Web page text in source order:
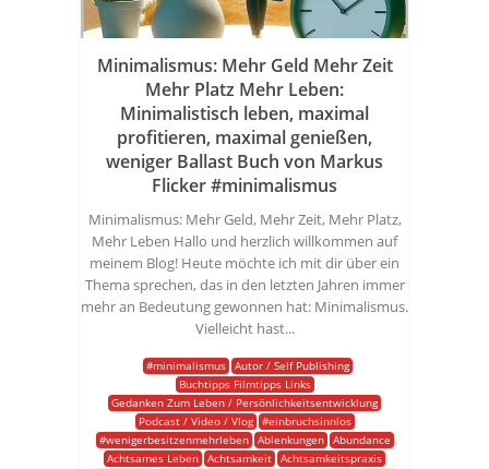
Minimalismus: Mehr Geld Mehr Zeit
Mehr Platz Mehr Leben:
Minimalistisch leben, maximal
profitieren, maximal genießen,
weniger Ballast Buch von Markus
Flicker #minimalismus
Minimalismus: Mehr Geld, Mehr Zeit, Mehr Platz,
Mehr Leben Hallo und herzlich willkommen auf
meinem Blog! Heute möchte ich mit dir über ein
Thema sprechen, das in den letzten Jahren immer
mehr an Bedeutung gewonnen hat: Minimalismus.
Vielleicht hast...
#minimalismus
Autor / Self Publishing
Buchtipps Filmtipps Links
Gedanken Zum Leben / Persönlichkeitsentwicklung
Podcast / Video / Vlog
#einbruchsinnlos
#wenigerbesitzenmehrleben
Ablenkungen
Abundance
Achtsames Leben Achtsamkeit Achtsamkeitspraxis